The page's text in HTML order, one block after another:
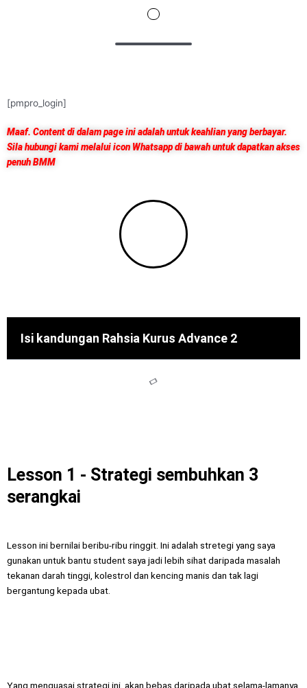
Menu
[pmpro_login]
Maaf. Content di dalam page ini adalah untuk keahlian yang berbayar.
Sila hubungi kami melalui icon Whatsapp di bawah untuk dapatkan akses
penuh BMM
Isi kandungan Rahsia Kurus Advance 2
Lesson 1 - Strategi sembuhkan 3
serangkai
Lesson ini bernilai beribu-ribu ringgit. Ini adalah stretegi yang saya
gunakan untuk bantu student saya jadi lebih sihat daripada masalah
tekanan darah tinggi, kolestrol dan kencing manis dan tak lagi
bergantung kepada ubat.
Yang menguasai strategi ini, akan bebas daripada ubat selama-lamanya